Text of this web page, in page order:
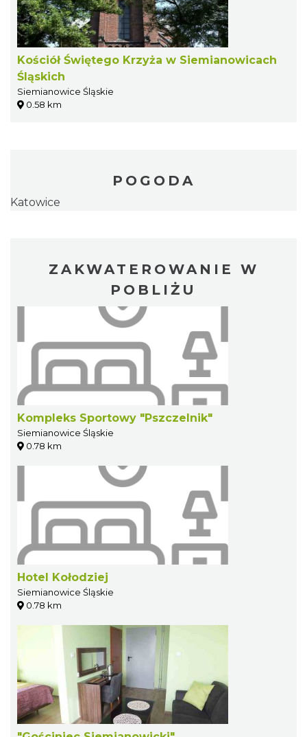
Kościół Świętego Krzyża w Siemianowicach
Śląskich
Siemianowice Śląskie
0.58 km
POGODA
Katowice
ZAKWATEROWANIE W
POBLIŻU
Kompleks Sportowy "Pszczelnik"
Siemianowice Śląskie
0.78 km
Hotel Kołodziej
Siemianowice Śląskie
0.78 km